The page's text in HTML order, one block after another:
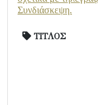
Συνδιάσκεψη.
ΤΙΤΛΟΣ